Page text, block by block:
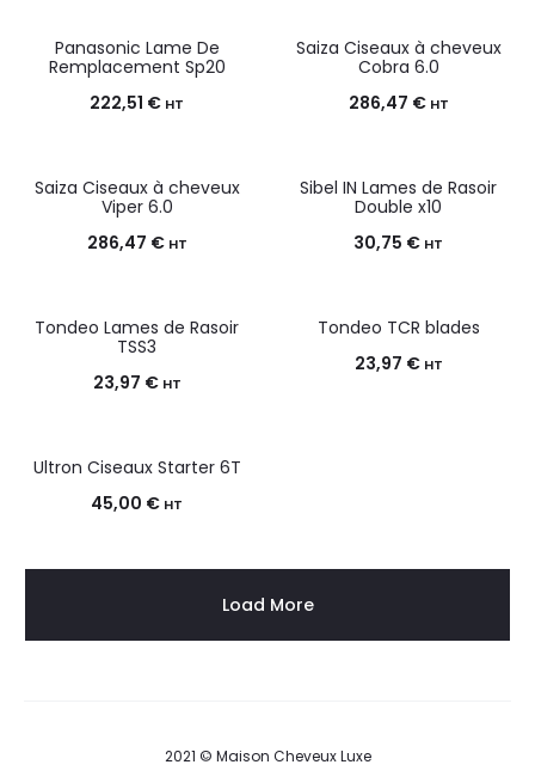
Panasonic Lame De
Remplacement Sp20
222,51 € HT
Saiza Ciseaux à cheveux
Cobra 6.0
286,47 € HT
Saiza Ciseaux à cheveux
Viper 6.0
286,47 € HT
Sibel IN Lames de Rasoir
Double x10
30,75 € HT
Tondeo Lames de Rasoir
TSS3
23,97 € HT
Tondeo TCR blades
23,97 € HT
Ultron Ciseaux Starter 6T
45,00 € HT
Load More
2021 © Maison Cheveux Luxe